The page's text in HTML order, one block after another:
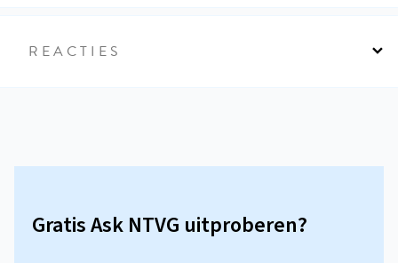
REACTIES
Gratis Ask NTVG uitproberen?